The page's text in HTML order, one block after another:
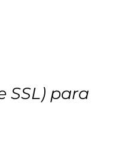
SSL) para